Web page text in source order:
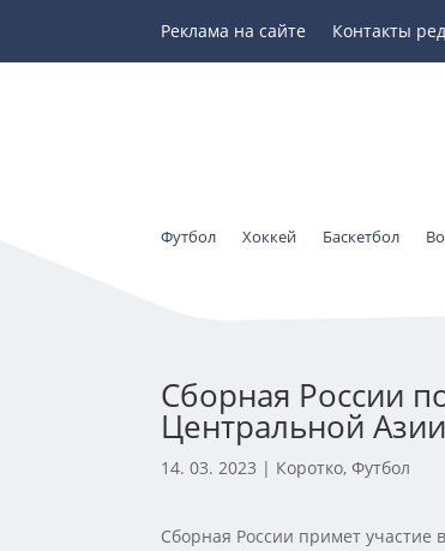
Реклама на сайте Контакты
Футбол Хоккей Баскетбол
Сборная России
Центральной Азии
14. 03. 2023 | Коротко,Футбол
Сборная России примет участие